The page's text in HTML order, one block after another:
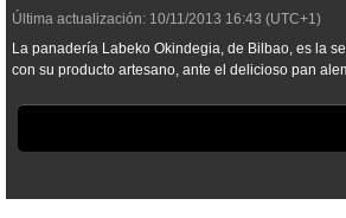
Última actualización: 10/11/2013 16:43 (UTC+1)
La panadería Labeko Okindegia, de Bilbao, es la
con su producto artesano, ante el delicioso pan